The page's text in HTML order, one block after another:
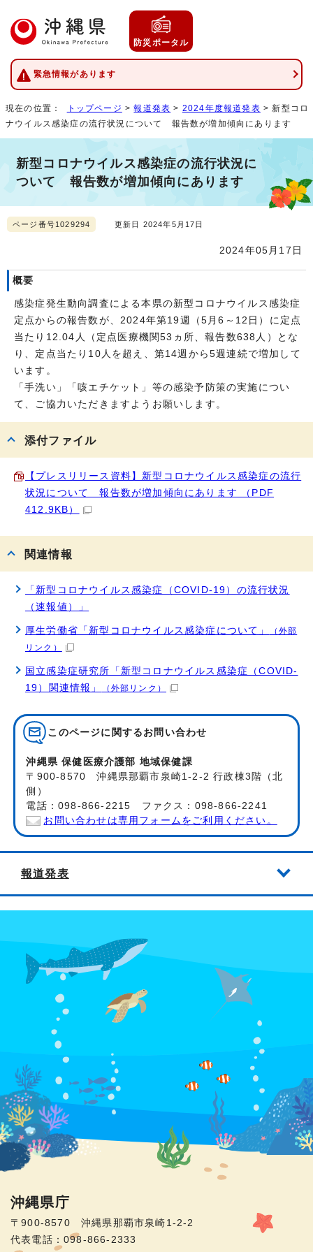
防災ポータル
緊急情報があります
現在の位置： トップページ >報道発表 > 2024年度報道発表 > 新型コロ
ナウイルス感染症の流行状況について 報告数が増加傾向にあります
新型コロナウイルス感染症の流行状況に
ついて 報告数が増加傾向にあります
ページ番号1029294 更新日 2024年5月17日
2024年05月17日
概要
感染症発生動向調査による本県の新型コロナウイルス感染症
定点からの報告数が、2024年第19週（5月6～12日）に定点
当たり12.04人（定点医療機関53ヵ所、報告数638人）とな
り、定点当たり10人を超え、第14週から5週連続で増加して
います。
「手洗い」「咳エチケット」等の感染予防策の実施につい
て、ご協力いただきますようお願いします。
添付ファイル
【プレスリリース資料】新型コロナウイルス感染症の流行
状況について 報告数が増加傾向にあります （PDF
412.9KB）
関連情報
「新型コロナウイルス感染症（COVID-19）の流行状況
（速報値）」
厚生労働省「新型コロナウイルス感染症について」
（外部
リンク）
国立感染症研究所「新型コロナウイルス感染症（COVID-
19）関連情報」
（外部リンク）
このページに関する お問い合わせ
沖縄県 保健医療介護部 地域保健課
〒900-8570 沖縄県那覇市泉崎1-2-2 行政棟3階（北
側）
電話：098-866-2215 ファクス：098-866-2241
お問い合わせは専用フォームをご利用ください。
報道発表
沖縄県庁
〒900-8570 沖縄県那覇市泉崎1-2-2
代表電話：098-866-2333